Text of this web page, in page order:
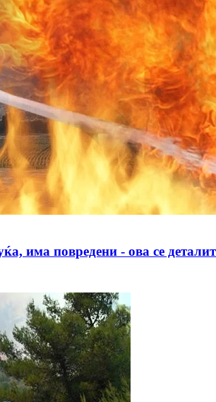
повредени - ова се